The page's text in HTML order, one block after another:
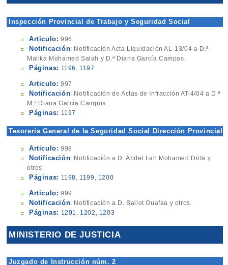
Inspección Provincial de Trabajo y Seguridad Social
Articulo: 996
Notificación: Notificación Acta Liquidación AL-13/04 a D.ª
Malika Mohamed Salah y D.ª Diana García Campos.
Páginas: 1196 , 1197
Articulo: 997
Notificación: Notificación de Actas de Infracción AT-4/04 a D.ª
M.ª Diana García Campos.
Páginas: 1197
Tesorería General de la Seguridad Social Dirección Provincial
Articulo: 998
Notificación: Notificación a D. Abdel Lah Mohamed Drifa y
otros.
Páginas: 1198, 1199 , 1200
Articulo: 999
Notificación: Notificación a D. Ballot Ouafaa y otros.
Páginas: 1201 , 1202 , 1203
MINISTERIO DE JUSTICIA
Juzgado de Instrucción núm. 2